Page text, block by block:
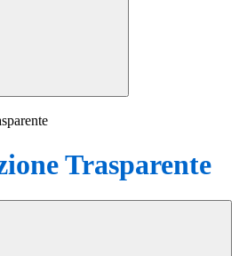
Trasparente